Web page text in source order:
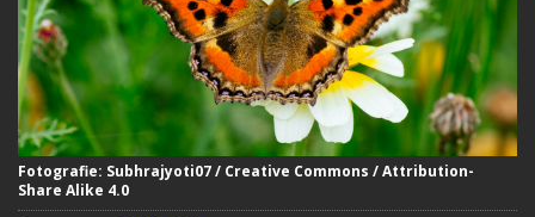
Fotografie: Subhrajyoti07 / Creative Commons / Attribution-
Share Alike 4.0